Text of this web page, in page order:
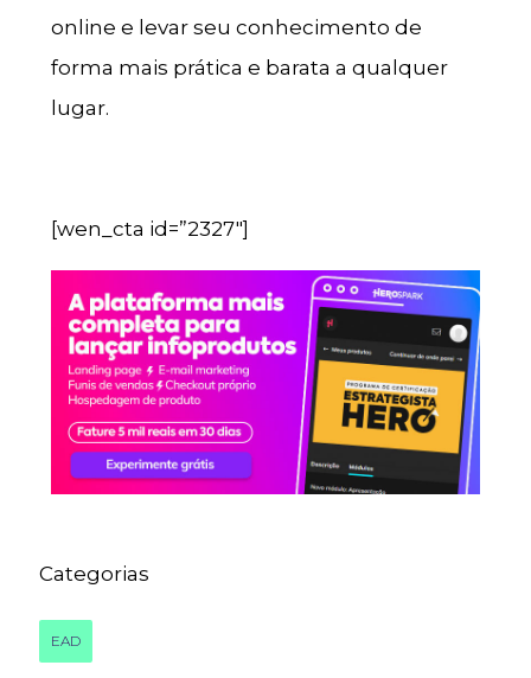
online e levar seu conhecimento de
forma mais prática e barata a qualquer
lugar.
[wen_cta id=”2327″]
Categorias
EAD